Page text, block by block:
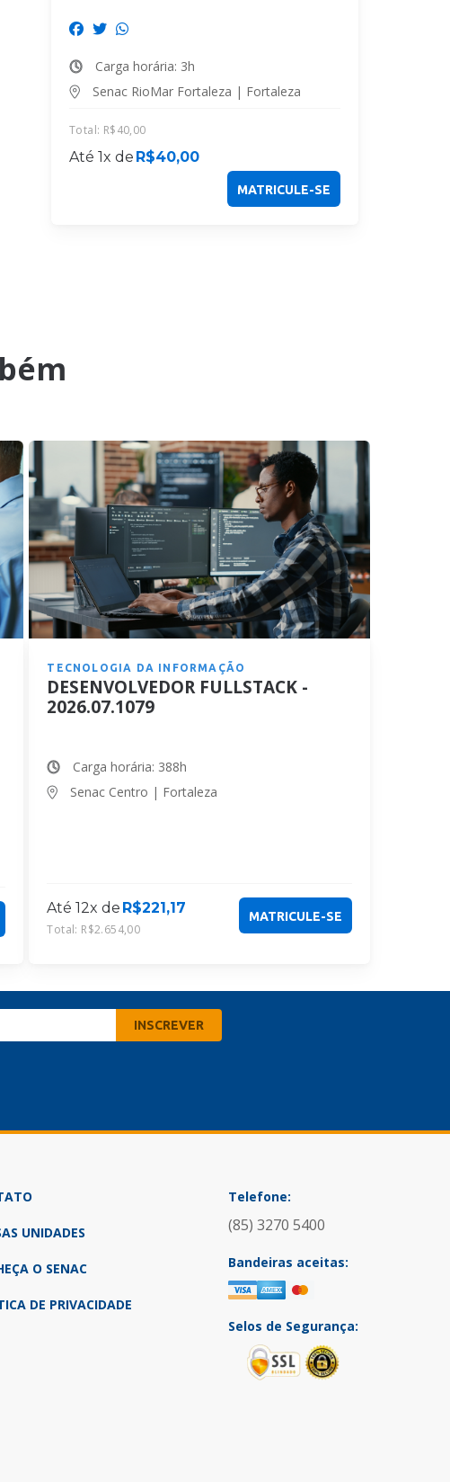
Carga horária: 3h
Senac RioMar Fortaleza | Fortaleza
Total: R$40,00
Até 1x de R$40,00
MATRICULE-SE
TECNOLOGIA DA INFORMAÇÃO
DESENVOLVEDOR FULLSTACK -
2026.07.1079
Carga horária: 388h
Senac Centro | Fortaleza
Até 12x de R$221,17
Total: R$2.654,00
MATRICULE-SE
UNIDADES
O SENAC
DE PRIVACIDADE
Telefone:
(85) 3270 5400
Bandeiras aceitas:
Selos de Segurança: